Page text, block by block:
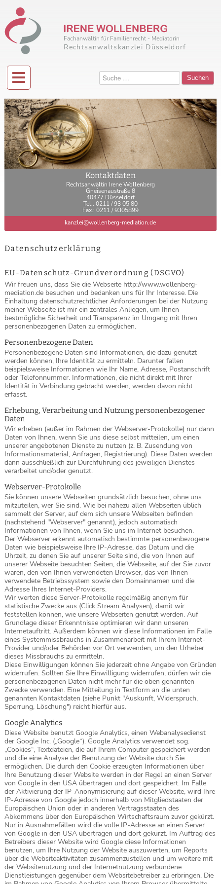
Fachanwältin für Familienrecht - Mediatorin
Rechtsanwaltskanzlei Düsseldorf
Suchen
Kontaktdaten
Rechtsanwältin Irene Wollenberg
Gneisenaustraße 8
40477 Düsseldorf
Tel.: 0211 / 93 05 80
Fax.: 0211 / 9305899
kanzlei@wollenberg-mediation.de
Datenschutzerklärung
EU-Datenschutz-Grundverordnung (DSGVO)
Wir freuen uns, dass Sie die Webseite http://www.wollenberg-
mediation.de besuchen und bedanken uns für Ihr Interesse. Die
Einhaltung datenschutzrechtlicher Anforderungen bei der Nutzung
meiner Webseite ist mir ein zentrales Anliegen, um Ihnen
bestmögliche Sicherheit und Transparenz im Umgang mit Ihren
personenbezogenen Daten zu ermöglichen.
Personenbezogene Daten
Personenbezogene Daten sind Informationen, die dazu genutzt
werden können, Ihre Identität zu ermitteln. Darunter fallen
beispielsweise Informationen wie Ihr Name, Adresse, Postanschrift
oder Telefonnummer. Informationen, die nicht direkt mit Ihrer
Identität in Verbindung gebracht werden, werden davon nicht
erfasst.
Erhebung, Verarbeitung und Nutzung personenbezogener
Daten
Wir erheben (außer im Rahmen der Webserver-Protokolle) nur dann
Daten von Ihnen, wenn Sie uns diese selbst mitteilen, um einen
unserer angebotenen Dienste zu nutzen (z. B. Zusendung von
Informationsmaterial, Anfragen, Registrierung). Diese Daten werden
dann ausschließlich zur Durchführung des jeweiligen Dienstes
verarbeitet und/oder genutzt.
Webserver-Protokolle
Sie können unsere Webseiten grundsätzlich besuchen, ohne uns
mitzuteilen, wer Sie sind. Wie bei nahezu allen Webseiten üblich
sammelt der Server, auf dem sich unsere Webseiten befinden
(nachstehend "Webserver" genannt), jedoch automatisch
Informationen von Ihnen, wenn Sie uns im Internet besuchen.
Der Webserver erkennt automatisch bestimmte personenbezogene
Daten wie beispielsweise Ihre IP-Adresse, das Datum und die
Uhrzeit, zu denen Sie auf unserer Seite sind, die von Ihnen auf
unserer Webseite besuchten Seiten, die Webseite, auf der Sie zuvor
waren, den von Ihnen verwendeten Browser, das von Ihnen
verwendete Betriebssystem sowie den Domainnamen und die
Adresse Ihres Internet-Providers.
Wir werten diese Server-Protokolle regelmäßig anonym für
statistische Zwecke aus (Click Stream Analysen), damit wir
feststellen können, wie unsere Webseiten genutzt werden. Auf
Grundlage dieser Erkenntnisse optimieren wir dann unseren
Internetauftritt. Außerdem können wir diese Informationen im Falle
eines Systemmissbrauchs in Zusammenarbeit mit Ihrem Internet-
Provider und/oder Behörden vor Ort verwenden, um den Urheber
dieses Missbrauchs zu ermitteln.
Diese Einwilligungen können Sie jederzeit ohne Angabe von Gründen
widerrufen. Sollten Sie Ihre Einwilligung widerrufen, dürfen wir die
personenbezogenen Daten nicht mehr für die oben genannten
Zwecke verwenden. Eine Mitteilung in Textform an die unten
genannten Kontaktdaten (siehe Punkt "Auskunft, Widerspruch,
Sperrung, Löschung") reicht hierfür aus.
Google Analytics
Diese Website benutzt Google Analytics, einen Webanalysedienst
der Google Inc. („Google“). Google Analytics verwendet sog.
„Cookies“, Textdateien, die auf Ihrem Computer gespeichert werden
und die eine Analyse der Benutzung der Website durch Sie
ermöglichen. Die durch den Cookie erzeugten Informationen über
Ihre Benutzung dieser Website werden in der Regel an einen Server
von Google in den USA übertragen und dort gespeichert. Im Falle
der Aktivierung der IP-Anonymisierung auf dieser Website, wird Ihre
IP-Adresse von Google jedoch innerhalb von Mitgliedstaaten der
Europäischen Union oder in anderen Vertragsstaaten des
Abkommens über den Europäischen Wirtschaftsraum zuvor gekürzt.
Nur in Ausnahmefällen wird die volle IP-Adresse an einen Server
von Google in den USA übertragen und dort gekürzt. Im Auftrag des
Betreibers dieser Website wird Google diese Informationen
benutzen, um Ihre Nutzung der Website auszuwerten, um Reports
über die Websiteaktivitäten zusammenzustellen und um weitere mit
der Websitenutzung und der Internetnutzung verbundene
Dienstleistungen gegenüber dem Websitebetreiber zu erbringen. Die